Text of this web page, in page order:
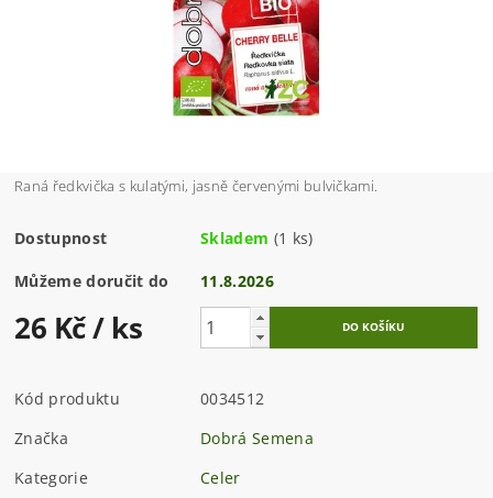
Raná ředkvička s kulatými, jasně červenými bulvičkami.
Dostupnost Skladem (1 ks)
Můžeme doručit do 11.8.2026
26 Kč/ ks
Kód produktu
0034512
Značka
Dobrá Semena
Kategorie
Celer